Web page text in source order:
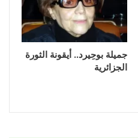
جميلة بوحِيرد.. أيقونة الثورة
الجزائرية